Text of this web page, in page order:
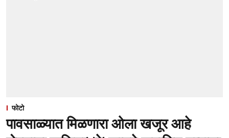
फोटो
पावसाळ्यात मिळणारा ओला खजूर आहे